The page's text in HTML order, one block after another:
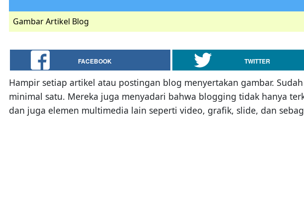
Gambar Artikel Blog
FACEBOOK TWITTER
Hampir setiap artikel atau postingan blog menyertakan gambar.
minimal satu. Mereka juga menyadari bahwa blogging tidak hanya
dan juga elemen multimedia lain seperti video, grafik, slide, dan